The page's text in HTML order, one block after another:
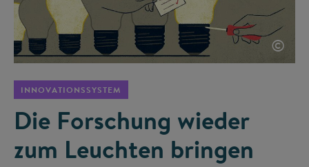
©
INNOVATIONSSYSTEM
Die Forschung wieder
zum Leuchten bringen